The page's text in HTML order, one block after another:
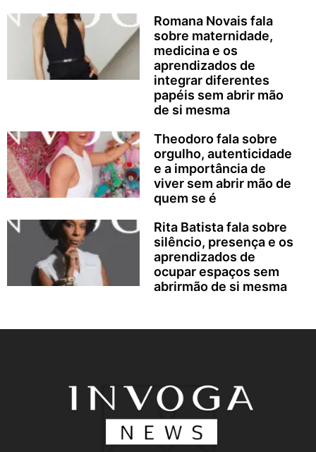
Romana Novais fala
sobre maternidade,
medicina e os
aprendizados de
integrar diferentes
papéis sem abrir mão
de si mesma
Theodoro fala sobre
orgulho, autenticidade
e a importância de
viver sem abrir mão de
quem se é
Rita Batista fala sobre
silêncio, presença e os
aprendizados de
ocupar espaços sem
abrirmão de si mesma